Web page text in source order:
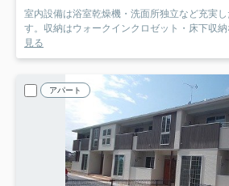
室内設備は浴室乾燥機・洗面所独立など充実
す。収納はウォークインクロゼット・床下収
見る
アパート